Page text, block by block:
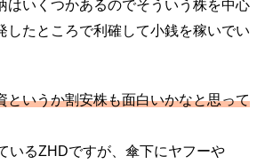
はいくつかあるのでそういう株を中心
したところで利確して小銭を稼いでい
というか割安株も面白いかなと思って
いるZHDですが、傘下にヤフーや